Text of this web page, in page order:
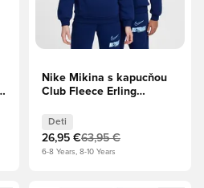
Nike Mikina s kapucňou
Club Fleece Erling
- Hlboká
modrá/Univerzitná Modrá
Deti
Deti
26,95 €63,95 €
6-8 Years, 8-10 Years